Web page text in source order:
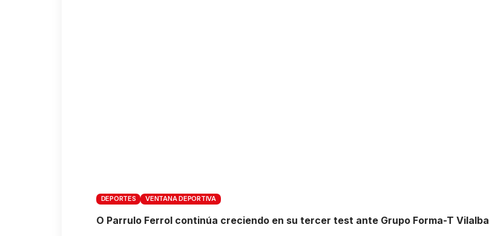
DEPORTES VENTANA DEPORTIVA
O Parrulo Ferrol continúa creciendo en su tercer test ante Grupo Forma-T Vilalba